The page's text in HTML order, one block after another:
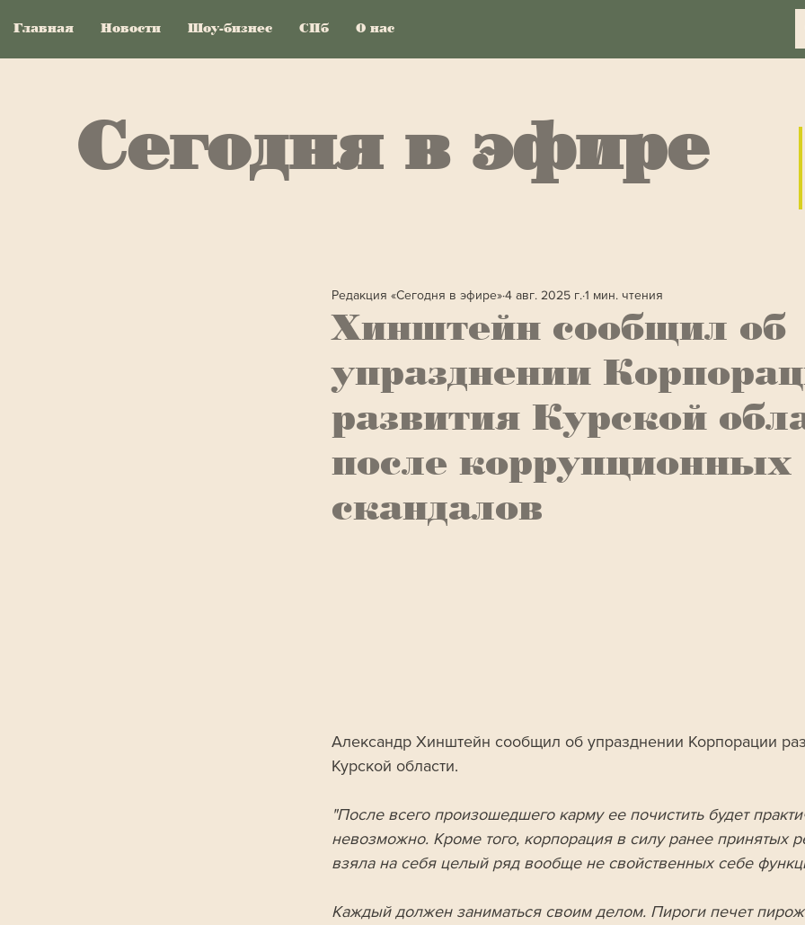
Главная Новости Шоу-бизнес СПб О нас
Сегодня в эфире
Хинштейн сообщил об
упразднении
развития Курской
после коррупционных
скандалов
Редакция «Сегодня в эфире»4 авг. 2025 г. 1 мин. чтения
Александр Хинштейн сообщил об упразднении Корпорации
Курской области.
"После всего произошедшего карму ее почистить будет
невозможно​​​. Кроме того, корпорация в силу ранее принятых
взяла на себя целый ряд вообще не свойственных себе
Каждый должен заниматься своим делом. Пироги печет